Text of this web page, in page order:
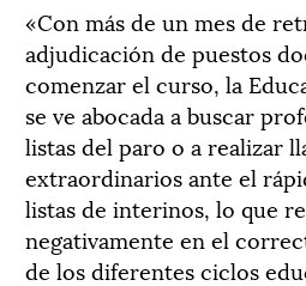
«Con más de un mes de
adjudicación de puestos
comenzar el curso, la
se ve abocada a buscar
listas del paro o a realizar
extraordinarios ante el
listas de interinos, lo que
negativamente en el
de los diferentes ciclos